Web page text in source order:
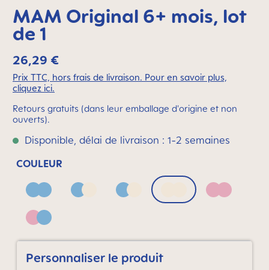
MAM Original 6+ mois, lot
de 1
26,29 €
Prix TTC, hors frais de livraison. Pour en savoir plus,
cliquez ici.
Retours gratuits (dans leur emballage d'origine et non
ouverts).
Disponible, délai de livraison : 1-2 semaines
COULEUR
Blue Blue & Neutral bronze print
Blue & Neutral grey print
Neutral bronze print
Pink
Pink & Blue
Personnaliser le produit